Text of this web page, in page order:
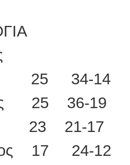
25 34-14
25 36-19
23 21-17
17 24-12